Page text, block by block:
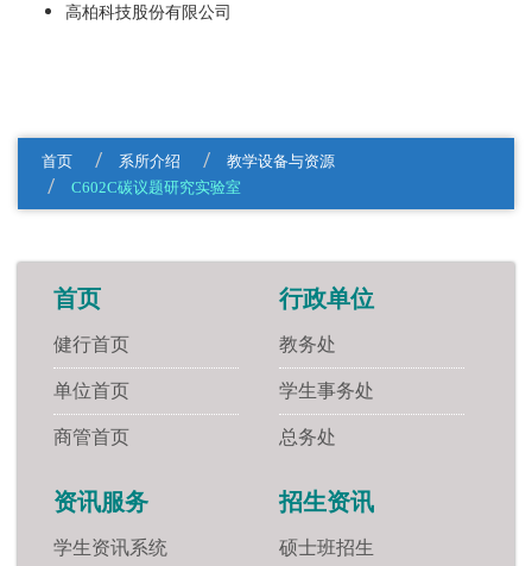
高柏科技股份有限公司
首页 系所介绍
教学设备与资源
C602C碳议题研究实验室
首页
健行首页
单位首页
商管首页
行政单位
教务处
学生事务处
总务处
资讯服务
学生资讯系统
招生资讯
硕士班招生